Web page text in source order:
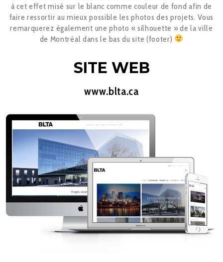
à cet effet misé sur le blanc comme couleur de fond afin de
faire ressortir au mieux possible les photos des projets. Vous
remarquerez également une photo « silhouette » de la ville
de Montréal dans le bas du site (footer)
SITE WEB
www.blta.ca